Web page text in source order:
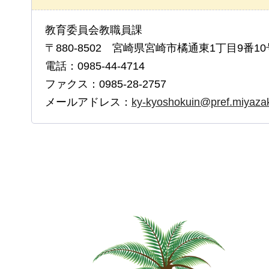
教育委員会教職員課
〒880-8502 宮崎県宮崎市橘通東1丁目9番10
電話：0985-44-4714
ファクス：0985-28-2757
メールアドレス： ky-